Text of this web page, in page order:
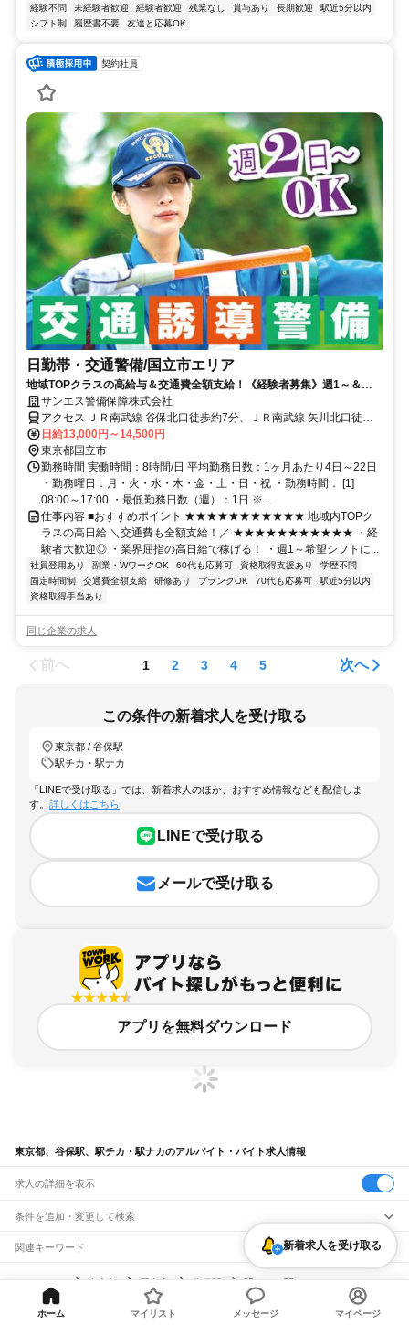
経験不問
未経験者歓迎 経験者歓迎 残業なし 賞与あり 長期歓迎
駅近5分以内
シフト制
履歴書不要 友達と応募OK
契約社員
日勤帯・交通警備/国立市エリア
地域TOPクラスの高給与＆交通費全額支給！《経験者募集》週1～＆日
勤帯のみ◎直行直帰可
サンエス警備保障株式会社
アクセス ＪＲ南武線 谷保北口徒歩約7分、ＪＲ南武線 矢川北口徒歩
約12分、ＪＲ中央本線 国立南口徒歩約27分 直行直帰OK＊交通費全
額支給＊立川支社（「立川駅」南口より徒歩3分程度）※支社が複数
ある為、自宅の最寄りなどお近くの支社での面接OK！
日給13,000円～14,500円
東京都国立市
勤務時間 実働時間：8時間/日 平均勤務日数：1ヶ月あたり4日～22日
・勤務曜日：月・火・水・木・金・土・日・祝 ・勤務時間： [1]
08:00～17:00 ・最低勤務日数（週）：1日 ※...
仕事内容 ■おすすめポイント ★★★★★★★★★★★ 地域内TOPク
ラスの高日給 ＼交通費も全額支給！／ ★★★★★★★★★★★ ・経
験者大歓迎◎ ・業界屈指の高日給で稼げる！ ・週1～希望シフトに...
社員登用あり 副業・WワークOK 60代も応募可 資格取得支援あり
学歴不問
固定時間制
交通費全額支給 研修あり ブランクOK 70代も応募可
駅近5分以内
資格取得手当あり
同じ企業の求人
前へ 1 2 3 4 5 次へ
この条件の新着求人を受け取る
東京都 / 谷保駅
駅チカ・駅ナカ
「LINEで受け取る」では、新着求人のほか、おすすめ情報なども配信しま
す。 詳しくはこちら
LINEで受け取る
メールで受け取る
アプリを無料ダウンロード
東京都、谷保駅、駅チカ・駅ナカのアルバイト・バイト求人情報
求人の詳細を表示
条件を追加・変更して検索
市区町村を追加・変更
東京都
東京23区
千代田区
港区新宿区文京区 墨田区江東区 目黒区大田区
駅を追加・変更
JR東海道本線(東京～熱海)
職種を追加・変更
関連キーワード
ガチャガチャ犬カフェ
イト・求人
新着求人を受け取る
ホーム マイリスト メッセージ マイページ